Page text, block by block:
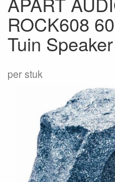
ROCK608
Tuin
per stuk